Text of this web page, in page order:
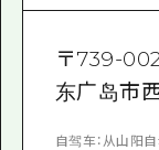
〒739-
东广岛市
自驾车：从山阳